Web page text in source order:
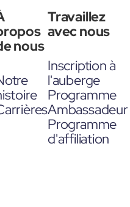
nous
Travaillez
avec nous
Inscription à
l'auberge
Programme
Ambassadeur
Programme
d'affiliation